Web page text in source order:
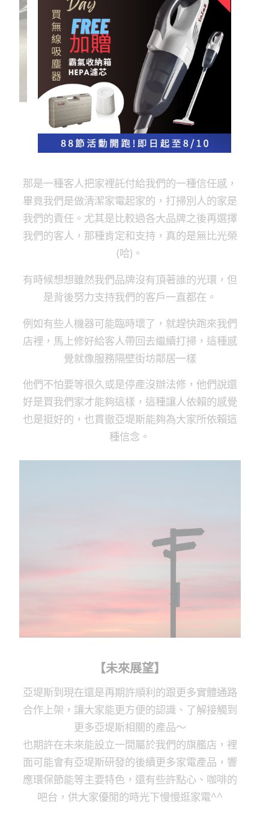
【 遇見值得開心的事? 】
當然是客人持續以來的反饋支持囉 !
那是一種客人把家裡託付給我們的一種信任感，
畢竟我們是做清潔家電起家的，打掃別人的家是
我們的責任。尤其是比較過各大品牌之後再選擇
我們的客人，那種肯定和支持，真的是無比光榮
(哈)。
有時候想想雖然我們品牌沒有頂著誰的光環，但
是背後努力支持我們的客戶一直都在。
例如有些人機器可能臨時壞了，就趕快跑來我們
店裡，馬上修好給客人帶回去繼續打掃，這種感
覺就像服務隔壁街坊鄰居一樣
他們不怕要等很久或是停產沒辦法修，他們說還
好是買我們家才能夠這樣，這種讓人依賴的感覺
也是挺好的，也貫徹亞堤斯能夠為大家所依賴這
種信念。
【未來展望】
亞堤斯到現在還是再期許順利的跟更多實體通路
合作上架，讓大家能更方便的認識、了解接觸到
更多亞堤斯相關的產品～
也期許在未來能設立一間屬於我們的旗艦店，裡
面可能會有亞堤斯研發的後續更多家電產品，響
應環保節能等主要特色，還有些許點心、咖啡的
吧台，供大家優閒的時光下慢慢逛家電^^